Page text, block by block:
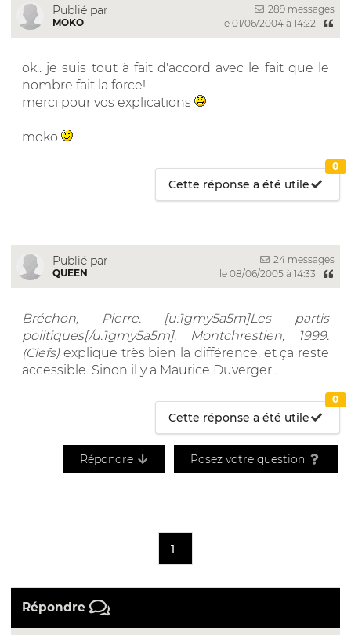
Publié par
MOKO
289 messages
le 01/06/2004 à 14:22
ok.. je suis tout à fait d'accord avec le fait que le
nombre fait la force!
merci pour vos explications
moko
Cette réponse a été utile
0
Publié par
QUEEN
24 messages
le 08/06/2005 à 14:33
Bréchon, Pierre. [u:1gmy5a5m]Les partis
politiques[/u:1gmy5a5m]. Montchrestien, 1999.
(Clefs) explique très bien la différence, et ça reste
accessible. Sinon il y a Maurice Duverger...
Cette réponse a été utile
0
Répondre Posez votre question
1
Répondre